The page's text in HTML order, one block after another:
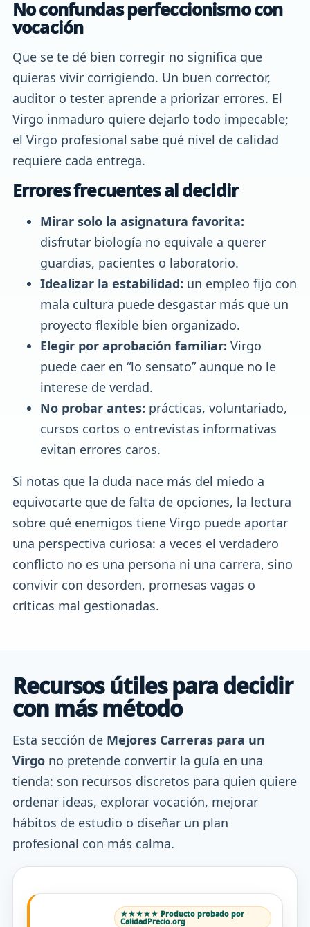
No confundas perfeccionismo con
vocación
Que se te dé bien corregir no significa que
quieras vivir corrigiendo. Un buen corrector,
auditor o tester aprende a priorizar errores. El
Virgo inmaduro quiere dejarlo todo impecable;
el Virgo profesional sabe qué nivel de calidad
requiere cada entrega.
Errores frecuentes al decidir
Mirar solo la asignatura favorita:
disfrutar biología no equivale a querer
guardias, pacientes o laboratorio.
Idealizar la estabilidad: un empleo fijo con
mala cultura puede desgastar más que un
proyecto flexible bien organizado.
Elegir por aprobación familiar: Virgo
puede caer en “lo sensato” aunque no le
interese de verdad.
No probar antes: prácticas, voluntariado,
cursos cortos o entrevistas informativas
evitan errores caros.
Si notas que la duda nace más del miedo a
equivocarte que de falta de opciones, la lectura
sobre qué enemigos tiene Virgo puede aportar
una perspectiva curiosa: a veces el verdadero
conflicto no es una persona ni una carrera, sino
convivir con desorden, promesas vagas o
críticas mal gestionadas.
Recursos útiles para decidir
con más método
Esta sección de Mejores Carreras para un
Virgo no pretende convertir la guía en una
tienda: son recursos discretos para quien quiere
ordenar ideas, explorar vocación, mejorar
hábitos de estudio o diseñar un plan
profesional con más calma.
★★★★★ Producto probado por
CalidadPrecio.org